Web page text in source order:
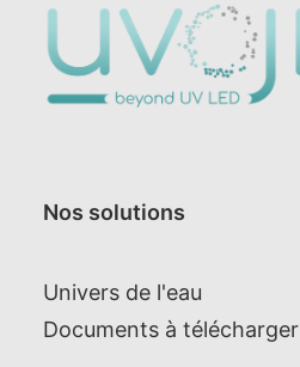
Nos solutions
Univers de l'eau
Documents à télécharger